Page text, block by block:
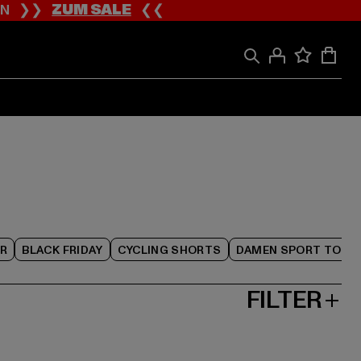
❯❯ZUM SALE❮❮
BLACK FRIDAY CYCLING SHORTS DAMEN SPORT TOPS
FILTER